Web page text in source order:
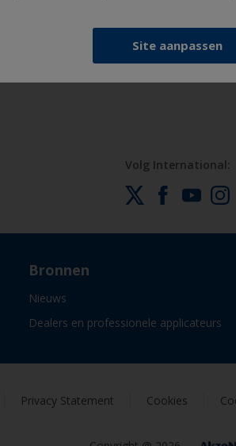
Site aanpassen
Krijg al het technische advies om
uw boot te schilderen
Volg International:
Bronnen
Nieuws
Dealers en professionele applicateurs
Privacy Statement Cookies